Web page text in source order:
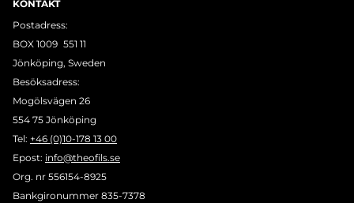
KONTAKT
Postadress:
BOX 1009 551 11
Jönköping, Sweden
Besöksadress:
Mogölsvägen 26
554 75 Jönköping
Tel: +46 (0)10-178 13 00
Epost: info@theofils.se
Org. nr 556154-8925
Bankgironummer 835-7378